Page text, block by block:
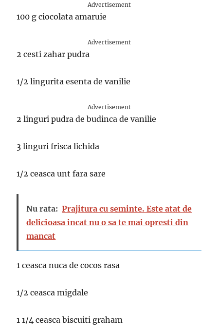
Advertisement
100 g ciocolata amaruie
Advertisement
2 cesti zahar pudra
1/2 lingurita esenta de vanilie
Advertisement
2 linguri pudra de budinca de vanilie
3 linguri frisca lichida
1/2 ceasca unt fara sare
Nu rata: Prajitura cu seminte. Este atat de
delicioasa incat nu o sa te mai opresti din
mancat
1 ceasca nuca de cocos rasa
1/2 ceasca migdale
1 1/4 ceasca biscuiti graham